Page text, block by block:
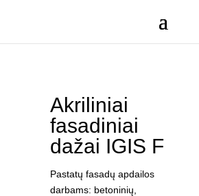
Akriliniai
fasadiniai
dažai IGIS F
Pastatų fasadų apdailos
darbams: betoninių,